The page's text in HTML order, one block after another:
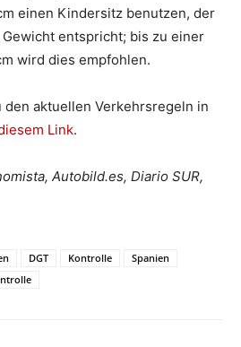
einen Kindersitz benutzen, der
entspricht; bis zu einer
wird dies empfohlen.
aktuellen Verkehrsregeln in
Link.
Autobild.es, Diario SUR,
DGT Kontrolle
Spanien